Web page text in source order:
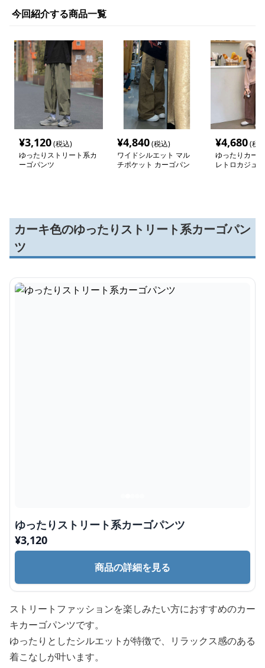
今回紹介する商品一覧
¥3,120(税込)
ゆったりストリート系カ
ーゴパンツ
¥4,840(税込)
ワイドシルエット マル
チポケット カーゴパン
¥4,680(税
ゆったりカー
レトロカジュ
カーキ色のゆったりストリート系カーゴパン
ツ
ゆったりストリート系カーゴパンツ
¥3,120
商品の詳細を見る
ストリートファッションを楽しみたい方におすすめのカー
キカーゴパンツです。
ゆったりとしたシルエットが特徴で、リラックス感のある
着こなしが叶います。